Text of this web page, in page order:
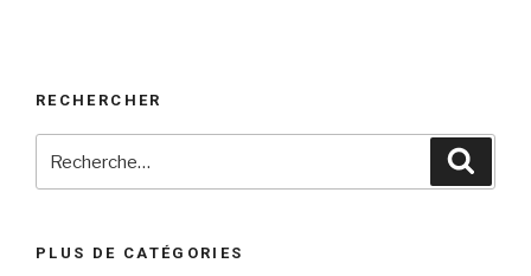
RECHERCHER
PLUS DE CATÉGORIES